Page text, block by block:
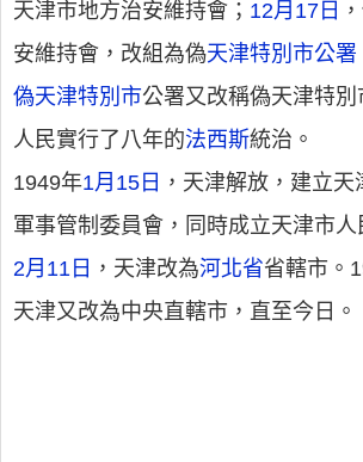
天津市地方治安維持會； 12月17日
安維持會，改組為偽天津特別市公署
偽天津特別市公署又改稱偽天津特
人民實行了八年的法西斯統治。
1949年1月15日 ，天津解放，建立天
軍事管制委員會，同時成立天津市
2月11日 ，天津改為河北省省轄市。
天津又改為中央直轄市，直至今日。